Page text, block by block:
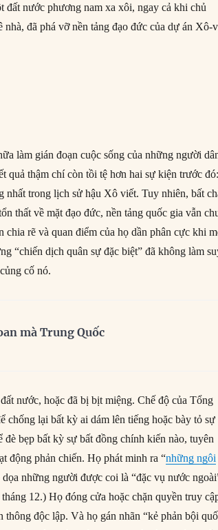
đất nước phương nam xa xôi, ngay cả khi chủ
đã phá vỡ nền tảng đạo đức của dự án Xô-
làm gián đoạn cuộc sống của những người
quả thậm chí còn tồi tệ hơn hai sự kiện trước đó:
trong lịch sử hậu Xô viết. Tuy nhiên, bất
thất về mặt đạo đức, nền tảng quốc gia vẫn
rẽ và quan điểm của họ dần phân cực khi
“chiến dịch quân sự đặc biệt” đã không làm
cố nó.
mà Trung Quốc
nước, hoặc đã bị bịt miệng. Chế độ của Tổng
chống lại bất kỳ ai dám lên tiếng hoặc bày tỏ sự
bẹp bất kỳ sự bất đồng chính kiến nào, tuyên
động phản chiến. Họ phát minh ra “những ngôi
những người được coi là “đặc vụ nước
12.) Họ đóng cửa hoặc chặn quyền truy
độc lập. Và họ gán nhãn “kẻ phản bội